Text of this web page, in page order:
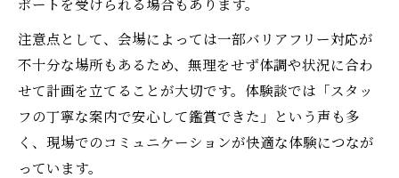
注意点として、会場によっては一部バリアフリー対応が
不十分な場所もあるため、無理をせず体調や状況に合わ
せて計画を立てることが大切です。体験談では「スタッ
フの丁寧な案内で安心して鑑賞できた」という声も多
く、現場でのコミュニケーションが快適な体験につなが
っています。